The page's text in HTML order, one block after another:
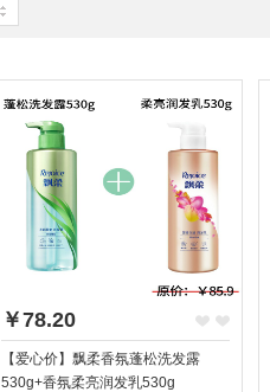
￥78.20
【爱心价】飘柔香氛蓬松洗发露
530g+香氛柔亮润发乳530g